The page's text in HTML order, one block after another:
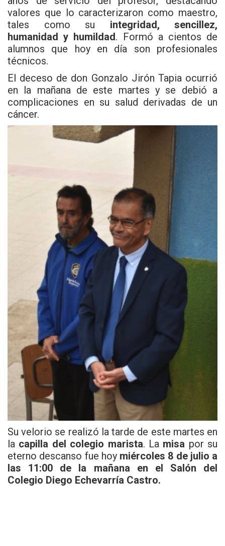
valores que lo caracterizaron como maestro,
tales como su integridad, sencillez,
humanidad y humildad. Formó a cientos de
alumnos que hoy en día son profesionales
técnicos.
El deceso de don Gonzalo Jirón Tapia ocurrió
en la mañana de este martes y se debió a
complicaciones en su salud derivadas de un
cáncer.
Su velorio se realizó la tarde de este martes en
la capilla del colegio marista. La misa por su
eterno descanso fue hoy miércoles 8 de julio a
las 11:00 de la mañana en el Salón del
Colegio Diego Echevarría Castro.